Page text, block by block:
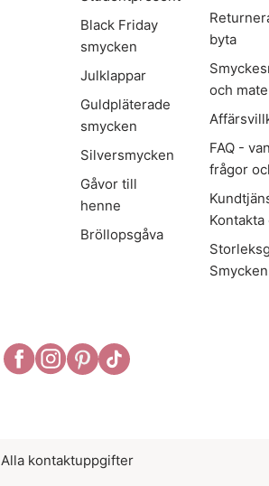
Black Friday
smycken
Julklappar
Guldpläterade
smycken
Silversmycken
Gåvor till
henne
Bröllopsgåva
byta
och
FAQ -
frågor
Kontakta
Smycken
Alla kontaktuppgifter